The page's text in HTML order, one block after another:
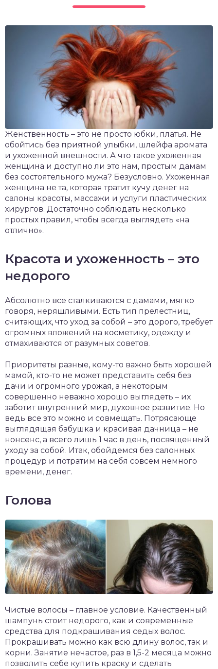
Женственность – это не просто юбки, платья. Не
обойтись без приятной улыбки, шлейфа аромата
и ухоженной внешности. А что такое ухоженная
женщина и доступно ли это нам, простым дамам
без состоятельного мужа? Безусловно. Ухоженная
женщина не та, которая тратит кучу денег на
салоны красоты, массажи и услуги пластических
хирургов. Достаточно соблюдать несколько
простых правил, чтобы всегда выглядеть «на
отлично».
Красота и ухоженность – это
недорого
Абсолютно все сталкиваются с дамами, мягко
говоря, неряшливыми. Есть тип прелестниц,
считающих, что уход за собой – это дорого, требует
огромных вложений на косметику, одежду и
отмахиваются от разумных советов.
Приоритеты разные, кому-то важно быть хорошей
мамой, кто-то не может представить себя без
дачи и огромного урожая, а некоторым
совершенно неважно хорошо выглядеть – их
заботит внутренний мир, духовное развитие. Но
ведь все это можно и совмещать. Потрясающе
выглядящая бабушка и красивая дачница – не
нонсенс, а всего лишь 1 час в день, посвященный
уходу за собой. Итак, обойдемся без салонных
процедур и потратим на себя совсем немного
времени, денег.
Голова
Чистые волосы – главное условие. Качественный
шампунь стоит недорого, как и современные
средства для подкрашивания седых волос.
Прокрашивать можно как всю длину волос, так и
корни. Занятие нечастое, раз в 1,5-2 месяца можно
позволить себе купить краску и сделать
крыши и кровли